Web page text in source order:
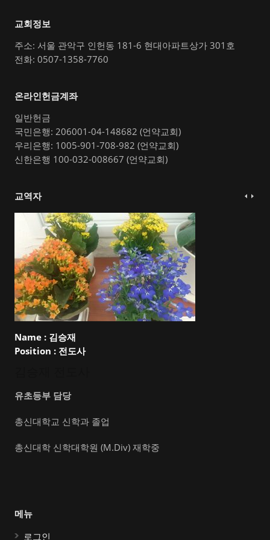
교회정보
주소: 서울 관악구 인헌동 181-6 현대아파트상가 301호
전화: 0507-1358-7760
온라인헌금계좌
일반헌금
국민은행: 206001-04-148682 (언약교회)
우리은행: 1005-901-708-982 (언약교회)
신한은행 100-032-008667 (언약교회)
교역자
Name : 김승재
Position : 전도사
유초등부 담당
총신대학교 신학과 졸업
총신대학 신학대학원 (M.Div) 재학중
메뉴
로그인